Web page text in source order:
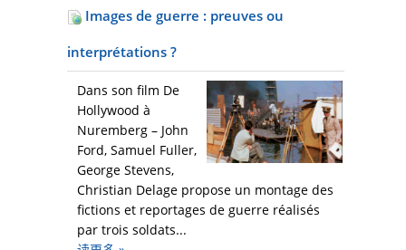
Images de guerre : preuves ou
interprétations ?
Dans son film De
Hollywood à
Nuremberg – John
Ford, Samuel Fuller,
George Stevens,
Christian Delage propose un montage des
fictions et reportages de guerre réalisés
par trois soldats...